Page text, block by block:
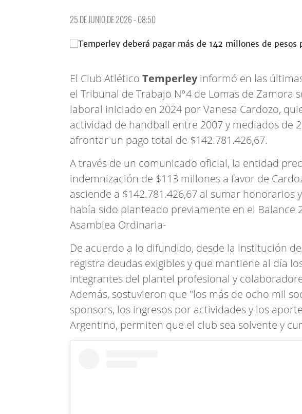
25 DE JUNIO DE 2026 - 08:50
El Club Atlético Temperleyinformó en las
el Tribunal de Trabajo N°4 de Lomas de Zamora
laboral iniciado en 2024 por Vanesa Cardozo,
actividad de handball entre 2007 y mediados de
afrontar un pago total de $142.781.426,67.
A través de un comunicado oficial, la entidad
indemnización de $113 millones a favor de
asciende a $142.781.426,67 al sumar honorarios
había sido planteado previamente en el Balance
Asamblea Ordinaria-
De acuerdo a lo difundido, desde la institución
registra deudas exigibles y que mantiene al día
integrantes del plantel profesional y
Además, sostuvieron que "los más de ocho mil
sponsors, los ingresos por actividades y los
Argentino, permiten que el club sea solvente y